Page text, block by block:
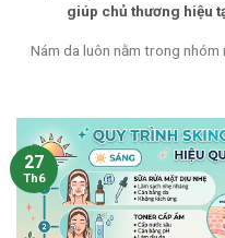
giúp chủ thương hiệu
Nám da luôn nằm trong nhóm
27
Th6